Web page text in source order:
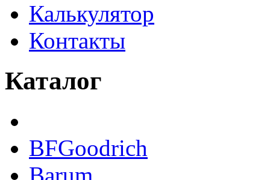
Калькулятор
Контакты
Каталог
BFGoodrich
Barum